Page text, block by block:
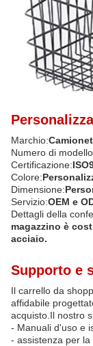
Marchio:
Numero di
Certificazione:
Colore:
Dimensione:
Servizio:OEM e
Dettagli della
magazzino è
acciaio.
Supporto e
Il carrello da
affidabile
acquisto.Il nostro
- Manuali d'uso e
- assistenza per